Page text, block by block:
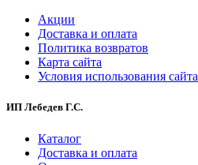
Акции
Доставка и оплата
Политика возвратов
Карта сайта
Условия использования сайта
ИП Лебедев Г.С.
Каталог
Доставка и оплата